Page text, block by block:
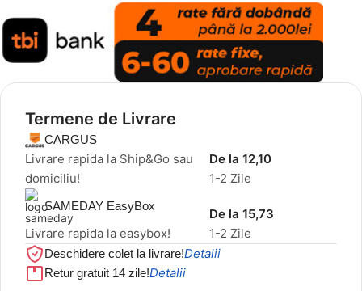
Termene de Livrare
CARGUS
Livrare rapida la Ship&Go sau
domiciliu!
1-2 Zile
De la 12,10
SAMEDAY EasyBox
Livrare rapida la easybox! 1-2 Zile
De la 15,73
Deschidere colet la livrare!Detalii
Retur gratuit 14 zile!Detalii